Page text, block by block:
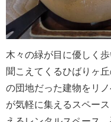
木々の緑が目に優しく
聞こえてくるひばりヶ
の団地だった建物をリ
が気軽に集えるスペー